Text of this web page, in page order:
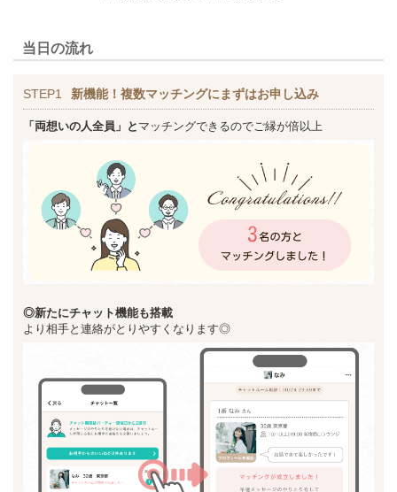
当日の流れ
STEP1 新機能！複数マッチングにまずはお申し込み
「両想いの人全員」と マッチングできるのでご縁が倍以上
◎新たにチャット機能も搭載
より相手と連絡がとりやすくなります◎